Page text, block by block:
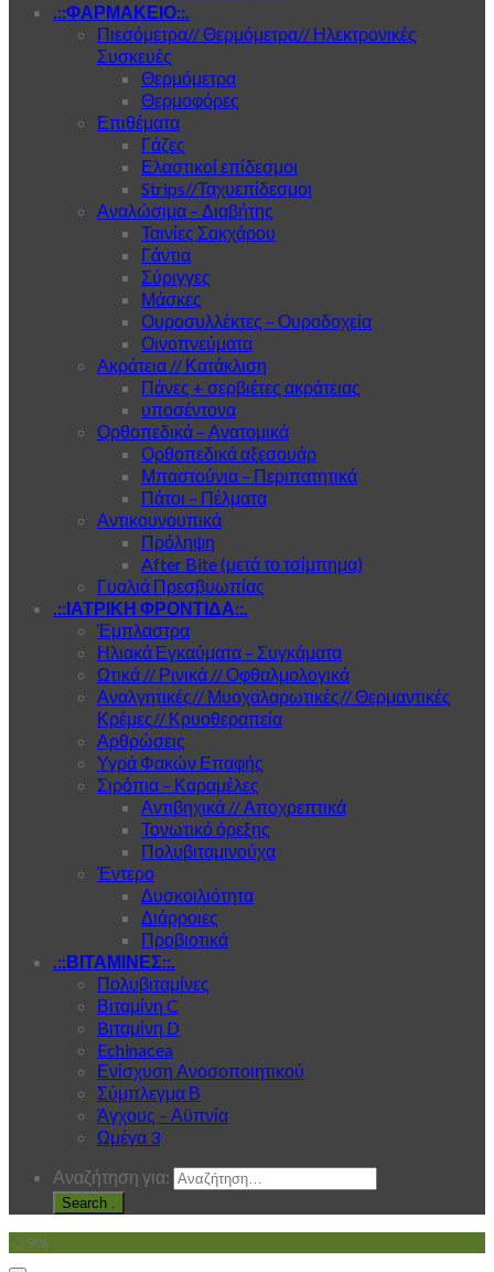
.::ΦΑΡΜΑΚΕΙΟ::.
Πιεσόμετρα// Θερμόμετρα// Ηλεκτρονικές
Συσκευές
Θερμόμετρα
Θερμοφόρες
Επιθέματα
Γάζες
Ελαστικοί επίδεσμοι
Strips//Ταχυεπίδεσμοι
Αναλώσιμα – Διαβήτης
Ταινίες Σακχάρου
Γάντια
Σύριγγες
Μάσκες
Ουροσυλλέκτες – Ουροδοχεία
Οινοπνεύματα
Ακράτεια // Κατάκλιση
Πάνες + σερβιέτες ακράτειας
υποσέντονα
Ορθοπεδικά – Ανατομικά
Ορθοπεδικά αξεσουάρ
Μπαστούνια – Περιπατητικά
Πάτοι – Πέλματα
Αντικουνουπικά
Πρόληψη
After Bite (μετά το τσίμπημα)
Γυαλιά Πρεσβυωπίας
.::ΙΑΤΡΙΚΗ ΦΡΟΝΤΙΔΑ::.
Έμπλαστρα
Ηλιακά Εγκαύματα – Συγκάματα
Ωτικά // Ρινικά // Οφθαλμολογικά
Αναλγητικές// Μυοχαλαρωτικές// Θερμαντικές
Κρέμες// Κρυοθεραπεία
Αρθρώσεις
Υγρά Φακών Επαφής
Σιρόπια – Καραμέλες
Αντιβηχικά // Αποχρεπτικά
Τονωτικό όρεξης
Πολυβιταμινούχα
Έντερο
Δυσκοιλιότητα
Διάρροιες
Προβιοτικά
.::ΒΙΤΑΜΙΝΕΣ::.
Πολυβιταμίνες
Βιταμίνη C
Bιταμίνη D
Echinacea
Ενίσχυση Ανοσοποιητικού
Σύμπλεγμα Β
Άγχους – Αϋπνία
Ωμέγα 3
Αναζήτηση για:
.
-29%